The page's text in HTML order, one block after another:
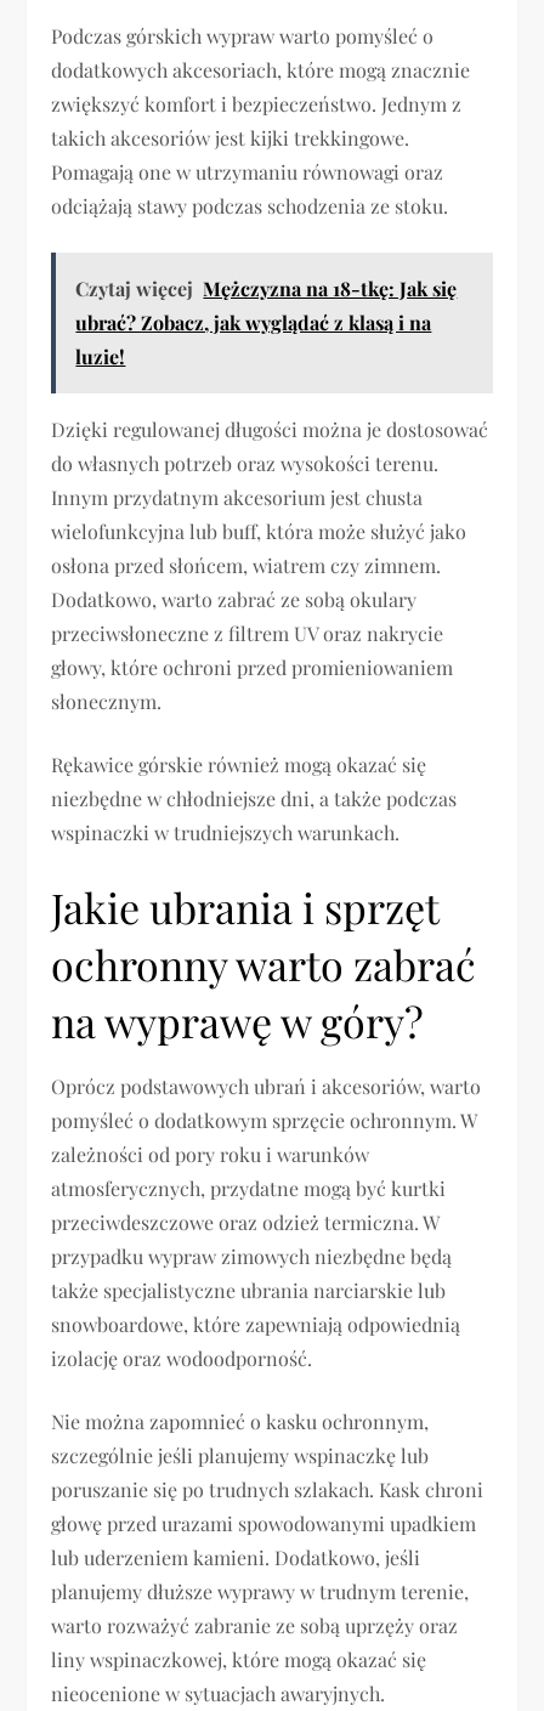
Podczas górskich wypraw warto pomyśleć o
dodatkowych akcesoriach, które mogą znacznie
zwiększyć komfort i bezpieczeństwo. Jednym z
takich akcesoriów jest kijki trekkingowe.
Pomagają one w utrzymaniu równowagi oraz
odciążają stawy podczas schodzenia ze stoku.
Czytaj więcej Mężczyzna na 18-tkę: Jak się
ubrać? Zobacz, jak wyglądać z klasą i na
luzie!
Dzięki regulowanej długości można je dostosować
do własnych potrzeb oraz wysokości terenu.
Innym przydatnym akcesorium jest chusta
wielofunkcyjna lub buff, która może służyć jako
osłona przed słońcem, wiatrem czy zimnem.
Dodatkowo, warto zabrać ze sobą okulary
przeciwsłoneczne z filtrem UV oraz nakrycie
głowy, które ochroni przed promieniowaniem
słonecznym.
Rękawice górskie również mogą okazać się
niezbędne w chłodniejsze dni, a także podczas
wspinaczki w trudniejszych warunkach.
Jakie ubrania i sprzęt
ochronny warto zabrać
na wyprawę w góry?
Oprócz podstawowych ubrań i akcesoriów, warto
pomyśleć o dodatkowym sprzęcie ochronnym. W
zależności od pory roku i warunków
atmosferycznych, przydatne mogą być kurtki
przeciwdeszczowe oraz odzież termiczna. W
przypadku wypraw zimowych niezbędne będą
także specjalistyczne ubrania narciarskie lub
snowboardowe, które zapewniają odpowiednią
izolację oraz wodoodporność.
Nie można zapomnieć o kasku ochronnym,
szczególnie jeśli planujemy wspinaczkę lub
poruszanie się po trudnych szlakach. Kask chroni
głowę przed urazami spowodowanymi upadkiem
lub uderzeniem kamieni. Dodatkowo, jeśli
planujemy dłuższe wyprawy w trudnym terenie,
warto rozważyć zabranie ze sobą uprzęży oraz
liny wspinaczkowej, które mogą okazać się
nieocenione w sytuacjach awaryjnych.